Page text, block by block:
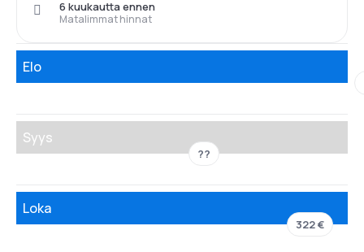
Matalimmat hinnat
6 kuukautta ennen
Elo
Syys
??
Loka
322 €